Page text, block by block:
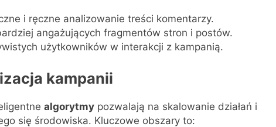
i ręczne analizowanie treści komentarzy.
angażujących fragmentów stron i postów.
użytkowników w interakcji z kampanią.
kampanii
algorytmy pozwalają na skalowanie działań i
się środowiska. Kluczowe obszary to: